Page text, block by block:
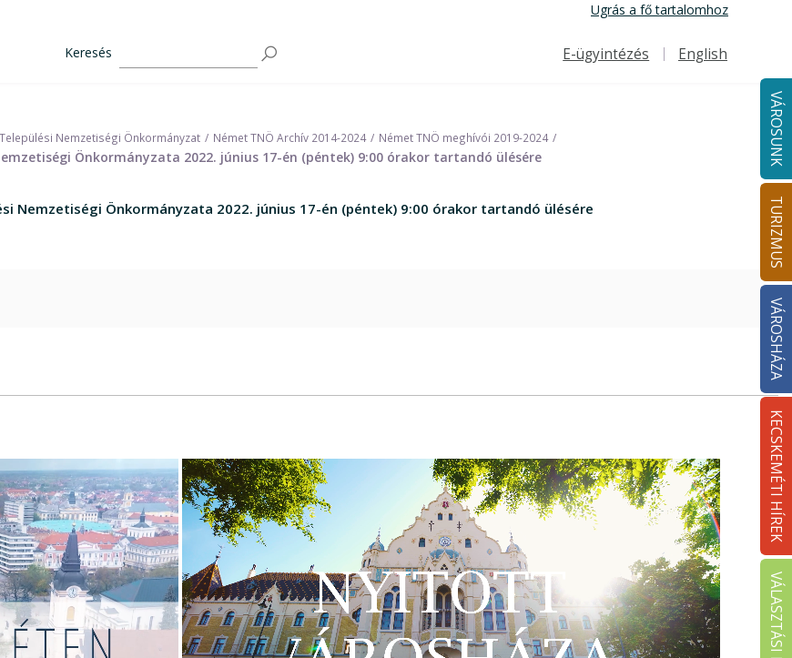
Ugrás a fő tartalomhoz
Keresés
Felső navigáció
E-ügyintézés English
VÁROSUNK
TURIZMUS
VÁROSHÁZA
KECSKEMÉTI HÍREK
Nemzetiségi Önkormányzat Német TNÖ Archív 2014-2024 Német TNÖ meghívói 2019-2024
Önkormányzata 2022. június 17-én (péntek) 9:00 órakor tartandó ülésére
Nemzetiségi Önkormányzata 2022. június 17-én (péntek) 9:00 órakor tartandó ülésére